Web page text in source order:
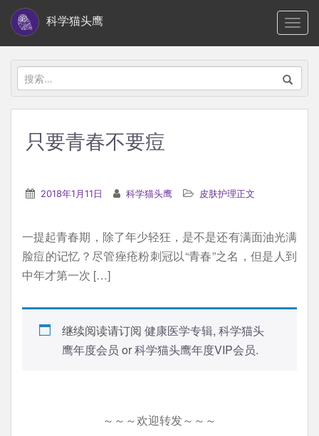
i
科学猫头鹰
搜
索：
只要青春不要痘
2018年1月11日 科学猫头鹰 皮肤护理正文
一提起青春期，除了年少轻狂，是不是还有满面油光满
脸痘的记忆？尽管痤疮粉刺冠以“青春”之名，但是人到
中年才第一次 […]
继续阅读请订阅 健康医学专辑, 科学猫头
鹰年度会员 or科学猫头鹰年度VIP会员.
～～～欢迎转发～～～